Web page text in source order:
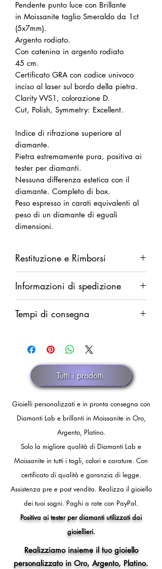
Pendente punto luce con Brillante
in Moissanite taglio Smeraldo da 1ct
(5x7mm).
Argento rodiato.
Con catenina in argento rodiato
45 cm.
Certificato GRA con codice univoco
inciso al laser sul bordo della pietra.
Clarity VVS1, colorazione D.
Cut, Polish, Symmetry: Excellent.
Indice di rifrazione superiore al
diamante.
Pietra estremamente pura, positiva ai
tester per diamanti.
Nessuna differenza estetica con il
diamante. Completo di box.
Peso espresso in carati equivalenti al
peso di un diamante di eguali
dimensioni.
Restituzione e Rimborsi
14 giorni dalla ricezione della merce.
Rimborso completo in caso di difetti.
Rimborso parziale (del solo costo della
merce al netto delle spese di
discrezionale.
Informazioni di spedizione
integrale in caso di smarrimento.
dello spedizioniere o dopo 30 giorni
Tempi di consegna
Tutti i prodotti
Gioielli personalizzati e in pronta consegna con
Diamanti Lab e brillanti in Moissanite in Oro,
Argento, Platino.
Solo la migliore qualità di Diamanti Lab e
Moissanite in tutti i tagli, colori e carature. Con
certificato di qualità e garanzia di legge.
Assistenza pre e post vendita. Realizza il gioiello
dei tuoi sogni. Paghi a rate con PayPal.
Positiva ai tester per diamanti utilizzati dai
gioiellieri.
Realizziamo insieme il tuo gioiello
personalizzato in Oro, Argento, Platino.